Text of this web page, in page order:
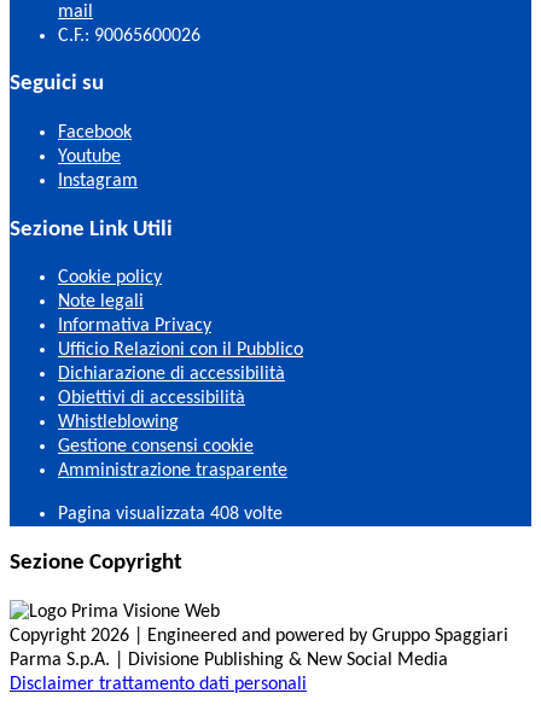
mail
C.F.: 90065600026
Seguici su
Facebook
Youtube
Instagram
Sezione Link Utili
Cookie policy
Note legali
Informativa Privacy
Ufficio Relazioni con il Pubblico
Dichiarazione di accessibilità
Obiettivi di accessibilità
Whistleblowing
Gestione consensi cookie
Amministrazione trasparente
Pagina visualizzata 408 volte
Sezione Copyright
Copyright 2026 | Engineered and powered by Gruppo Spaggiari
Parma S.p.A. | Divisione Publishing & New Social Media
Disclaimer trattamento dati personali